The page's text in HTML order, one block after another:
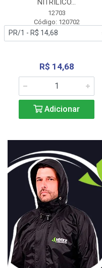
NITRÍLICO...
12703
Código: 120702
R$ 14,68
Adicionar